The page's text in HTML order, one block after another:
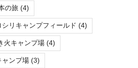
の旅 (4)
シリキャンプフィールド (4)
火キャンプ場 (4)
ャンプ場 (3)